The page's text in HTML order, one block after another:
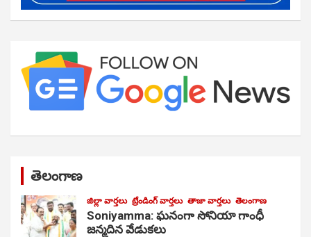
తెలంగాణ
జిల్లా వార్తలు ట్రేండింగ్ వార్తలు తాజా వార్తలు తెలంగాణ
Soniyamma: ఘ‌నంగా సోనియా గాంధీ
జ‌న్మ‌దిన వేడుక‌లు